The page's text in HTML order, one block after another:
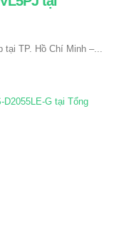
tại TP. Hồ Chí Minh –...